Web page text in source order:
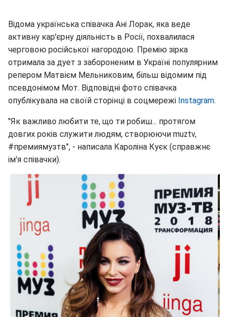
Відома українська співачка Ані Лорак, яка веде
активну кар'єрну діяльність в Росії, похвалилася
черговою російської нагородою. Премію зірка
отримала за дует з забороненим в Україні популярним
репером Матвієм Мельниковим, більш відомим під
псевдонімом Мот. Відповідні фото співачка
опублікувала на своїй сторінці в соцмережі Instagram.
"Як важливо любити те, що ти робиш... протягом
довгих років служити людям, створюючи muztv,
#премиямузтв", - написала Кароліна Куєк (справжнє
ім'я співачки).